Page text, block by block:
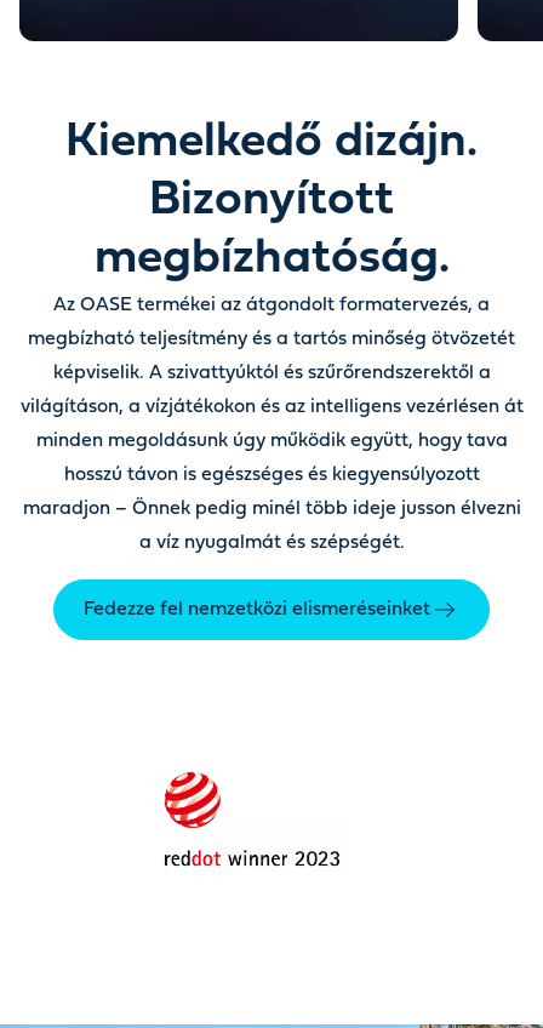
Kiemelkedő dizájn.
Bizonyított
megbízhatóság.
Az OASE termékei az átgondolt formatervezés, a
megbízható teljesítmény és a tartós minőség ötvözetét
képviselik. A szivattyúktól és szűrőrendszerektől a
világításon, a vízjátékokon és az intelligens vezérlésen át
minden megoldásunk úgy működik együtt, hogy tava
hosszú távon is egészséges és kiegyensúlyozott
maradjon – Önnek pedig minél több ideje jusson élvezni
a víz nyugalmát és szépségét.
Fedezze fel nemzetközi elismeréseinket